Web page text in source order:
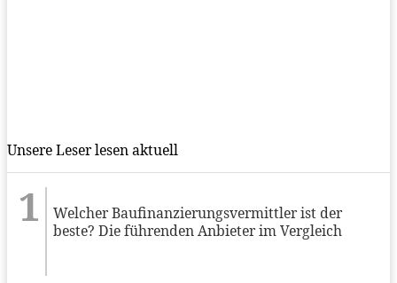
Unsere Leser lesen aktuell
Welcher Baufinanzierungsvermittler ist der
beste? Die führenden Anbieter im Vergleich